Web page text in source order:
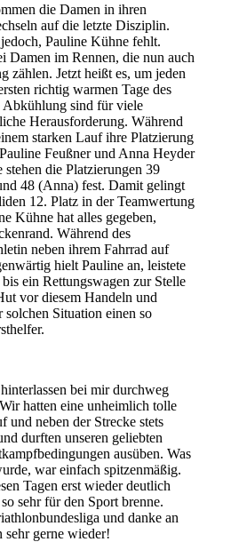
die Damen in ihren
auf die letzte Disziplin.
Pauline Kühne fehlt.
Damen im Rennen, die nun auch
zählen. Jetzt heißt es, um jeden
richtig warmen Tage des
Abkühlung sind für viele
Herausforderung. Während
starken Lauf ihre Platzierung
Feußner und Anna Heyder
die Platzierungen 39
48 (Anna) fest. Damit gelingt
12. Platz in der Teamwertung
Kühne hat alles gegeben,
Während des
neben ihrem Fahrrad auf
hielt Pauline an, leistete
ein Rettungswagen zur Stelle
vor diesem Handeln und
solchen Situation einen so
bei mir durchweg
hatten eine unheimlich tolle
und neben der Strecke stets
durften unseren geliebten
ausüben. Was
war einfach spitzenmäßig.
Tagen erst wieder deutlich
sehr für den Sport brenne.
und danke an
gerne wieder!